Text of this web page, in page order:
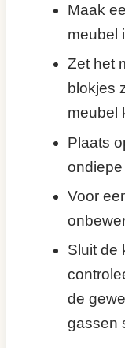
Maak
meubel
Zet het
blokjes
meubel
Plaats
Voor
Sluit de
de
gassen